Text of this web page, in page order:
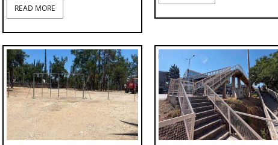
READ MORE